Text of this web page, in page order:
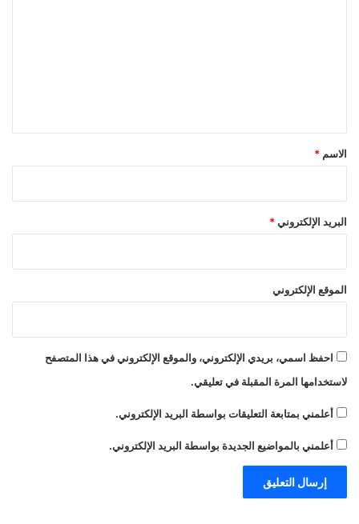
*
الاسم *
البريد الإلكتروني *
الموقع الإلكتروني
احفظ اسمي، بريدي الإلكتروني، والموقع الإلكتروني في هذا المتصفح
لاستخدامها المرة المقبلة في تعليقي.
أعلمني بمتابعة التعليقات بواسطة البريد الإلكتروني.
أعلمني بالمواضيع الجديدة بواسطة البريد الإلكتروني.